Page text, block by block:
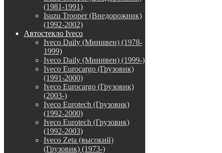
(1981-1991)
Isuzu Trooper (Внедорожник)
(1992-2002)
Автостекло Iveco
Iveco Daily (Минивен) (1978-
1999)
Iveco Daily (Минивен) (1999-)
Iveco Eurocargo (Грузовик)
(1991-2000)
Iveco Eurocargo (Грузовик)
(2003-)
Iveco Eurotech (Грузовик)
(1992-2000)
Iveco Eurotech (Грузовик)
(1992-2003)
Iveco Zeta (высокий)
(Грузовик) (1973-)